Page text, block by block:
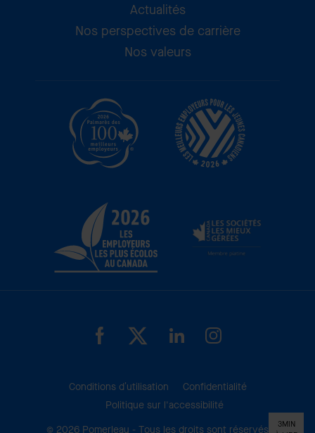
3MIN
Actualités
Nos perspectives de carrière
Nos valeurs
Conditions d’utilisation
Confidentialité
Politique sur l'accessibilité
© 2026 Pomerleau - Tous les droits sont réservés